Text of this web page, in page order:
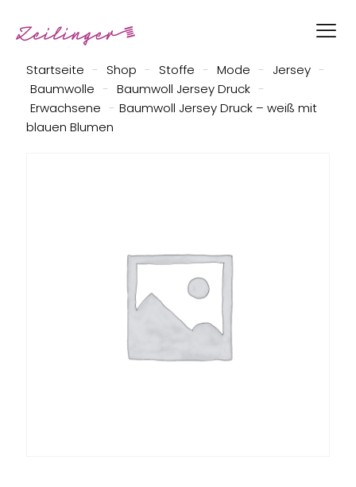
Startseite - Shop - Stoffe - Mode - Jersey -
Baumwolle - Baumwoll Jersey Druck -
Erwachsene - Baumwoll Jersey Druck – weiß mit
blauen Blumen